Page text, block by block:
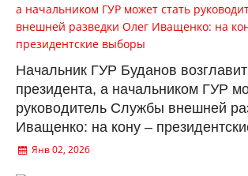
Начальник ГУР Буданов
президента, а начальником ГУР
руководитель Службы внешней
Иващенко: на кону –
Янв 02, 2026